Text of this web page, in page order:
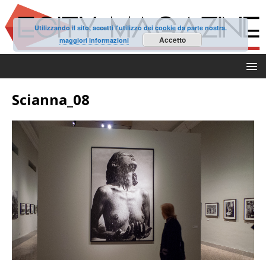
Scianna_08
Utilizzando il sito, accetti l'utilizzo dei cookie da parte nostra.
maggiori informazioni
Accetto